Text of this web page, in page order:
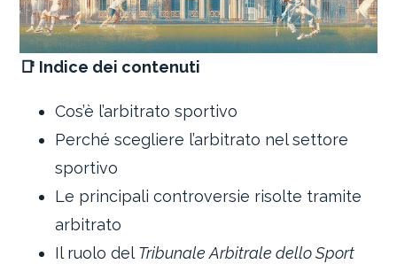
📑 Indice dei contenuti
Cos’è l’arbitrato sportivo
Perché scegliere l’arbitrato nel settore
sportivo
Le principali controversie risolte tramite
arbitrato
Il ruolo delTribunale Arbitrale dello Sport